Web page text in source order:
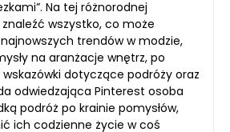
Na tej różnorodnej
wszystko, co może
trendów w modzie,
na aranżacje wnętrz, po
dotyczące podróży oraz
odwiedzająca Pinterest osoba
podróż po krainie pomysłów,
ich codzienne życie w coś